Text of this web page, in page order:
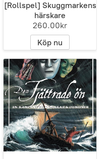
[Rollspel] Skuggmarkens
härskare
260.00kr
Köp nu